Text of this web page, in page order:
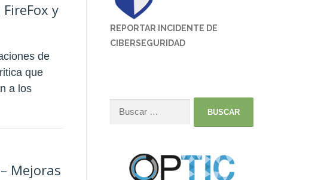
y
de
que
a los
Mejoras
REPORTAR INCIDENTE DE
CIBERSEGURIDAD